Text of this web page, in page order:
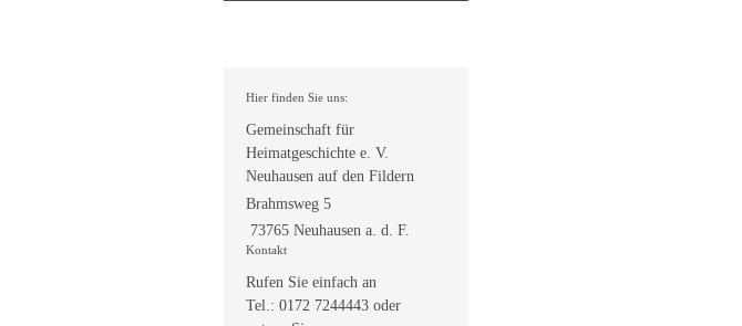
Hier finden Sie uns:
Gemeinschaft für
Heimatgeschichte e. V.
Neuhausen auf den Fildern
Brahmsweg 5
73765 Neuhausen a. d. F.
Kontakt
Rufen Sie einfach an
Tel.: 0172 7244443 oder